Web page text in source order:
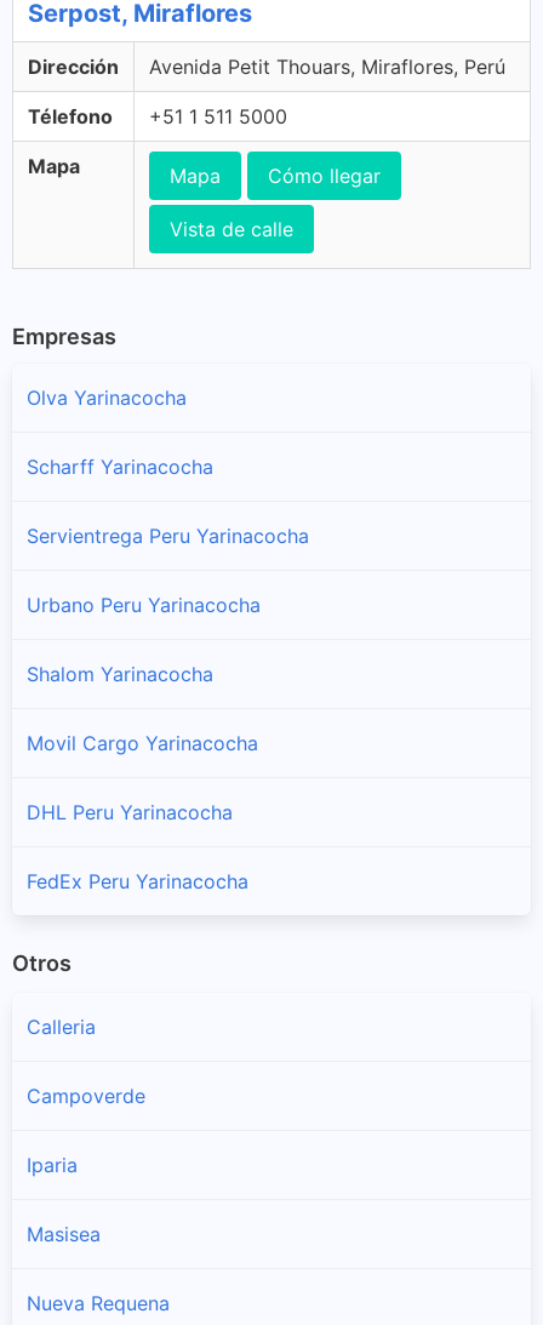
Serpost, Miraflores
Dirección Avenida Petit Thouars, Miraflores, Perú
Télefono +51 1 511 5000
Mapa Mapa Cómo llegar
Vista de calle
Empresas
Olva Yarinacocha
Scharff Yarinacocha
Servientrega Peru Yarinacocha
Urbano Peru Yarinacocha
Shalom Yarinacocha
Movil Cargo Yarinacocha
DHL Peru Yarinacocha
FedEx Peru Yarinacocha
Otros
Calleria
Campoverde
Iparia
Masisea
Nueva Requena